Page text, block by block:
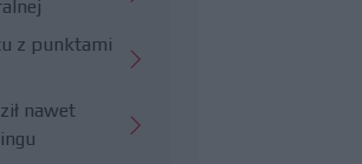
z punktami
nawet